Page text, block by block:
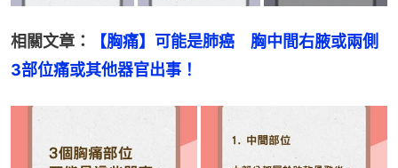
相關文章：
【胸痛】可能是肺癌　胸中間右腋或兩側
3部位痛或其他器官出事！